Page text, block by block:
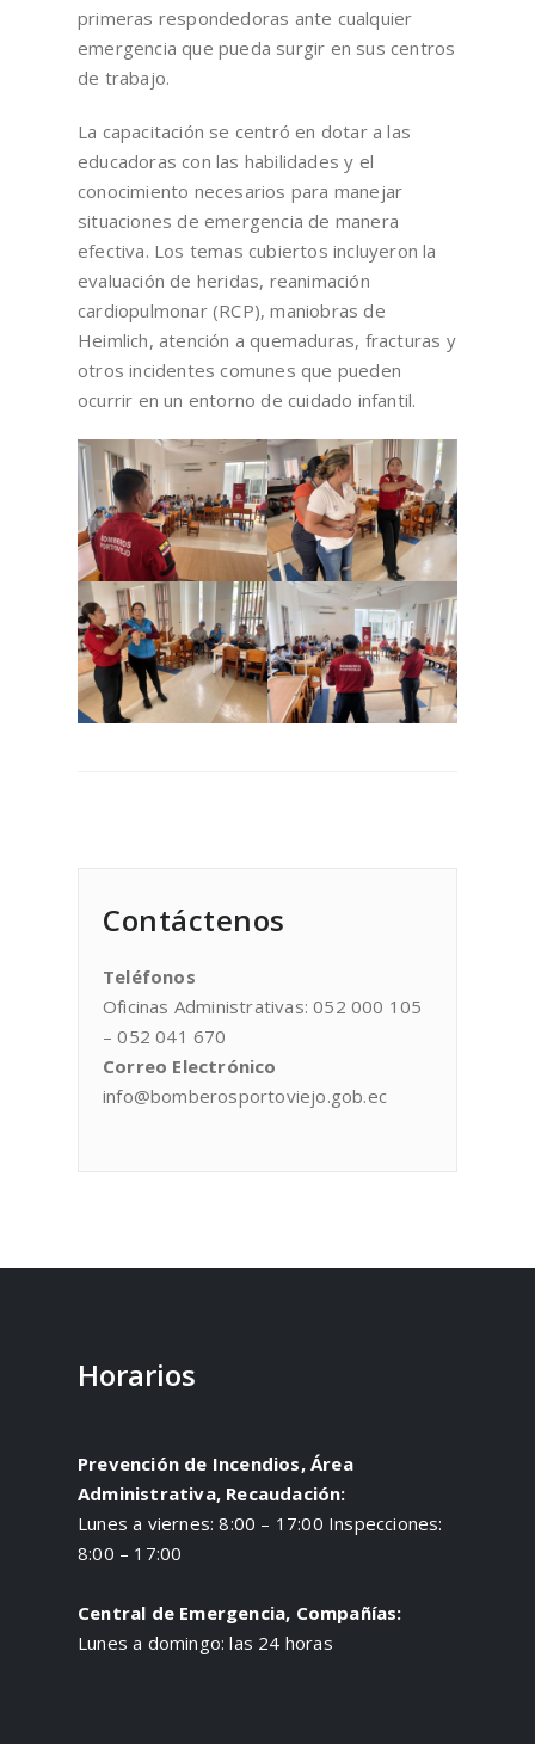
primeras respondedoras ante cualquier
emergencia que pueda surgir en sus centros
de trabajo.
La capacitación se centró en dotar a las
educadoras con las habilidades y el
conocimiento necesarios para manejar
situaciones de emergencia de manera
efectiva. Los temas cubiertos incluyeron la
evaluación de heridas, reanimación
cardiopulmonar (RCP), maniobras de
Heimlich, atención a quemaduras, fracturas y
otros incidentes comunes que pueden
ocurrir en un entorno de cuidado infantil.
Contáctenos
Teléfonos
Oficinas Administrativas: 052 000 105
– 052 041 670
Correo Electrónico
info@bomberosportoviejo.gob.ec
Horarios
Prevención de Incendios, Área
Administrativa, Recaudación:
Lunes a viernes: 8:00 – 17:00 Inspecciones:
8:00 – 17:00
Central de Emergencia, Compañías:
Lunes a domingo: las 24 horas